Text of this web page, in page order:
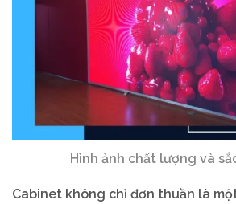
Hình ảnh chất lượng và
Cabinet không chỉ đơn thuần là